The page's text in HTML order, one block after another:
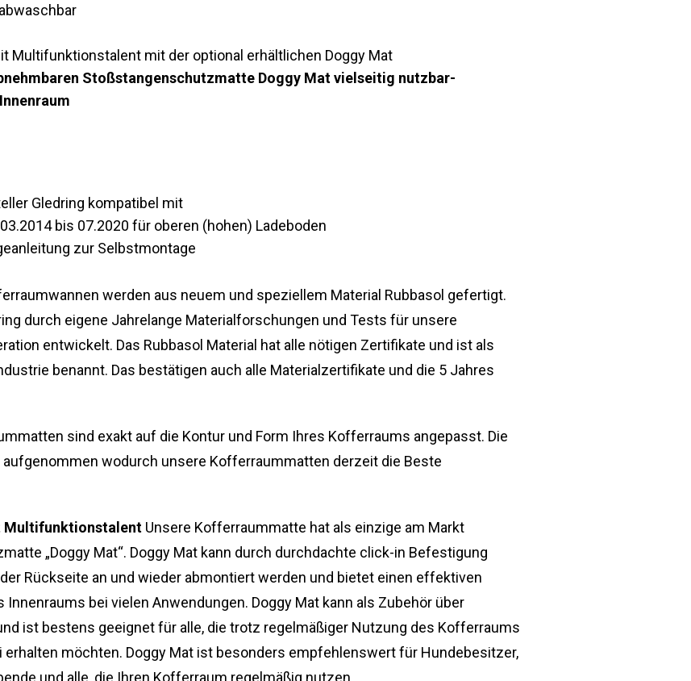
Multifunktionstalent mit der optional erhältlichen Doggy Mat
Stoßstangenschutzmatte Doggy Mat vielseitig nutzbar-
Gledring kompatibel mit
bis 07.2020 für oberen (hohen) Ladeboden
zur Selbstmontage
werden aus neuem und speziellem Material Rubbasol gefertigt.
durch eigene Jahrelange Materialforschungen und Tests für unsere
entwickelt. Das Rubbasol Material hat alle nötigen Zertifikate und ist als
benannt. Das bestätigen auch alle Materialzertifikate und die 5 Jahres
sind exakt auf die Kontur und Form Ihres Kofferraums angepasst. Die
wodurch unsere Kofferraummatten derzeit die Beste
Multifunktionstalent Unsere Kofferraummatte hat als einzige am Markt
„Doggy Mat“. Doggy Mat kann durch durchdachte click-in Befestigung
Rückseite an und wieder abmontiert werden und bietet einen effektiven
bei vielen Anwendungen. Doggy Mat kann als Zubehör über
ist bestens geeignet für alle, die trotz regelmäßiger Nutzung des Kofferraums
möchten. Doggy Mat ist besonders empfehlenswert für Hundebesitzer,
und alle, die Ihren Kofferraum regelmäßig nutzen.